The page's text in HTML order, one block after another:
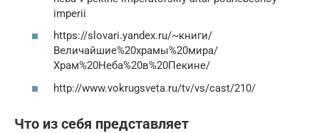
imperii
https://slovari.yandex.ru/~книги/
Величайшие%20храмы%20мира/
Храм%20Неба%20в%20Пекине/
http://www.vokrugsveta.ru/tv/vs/cast/210/
Что из себя представляет